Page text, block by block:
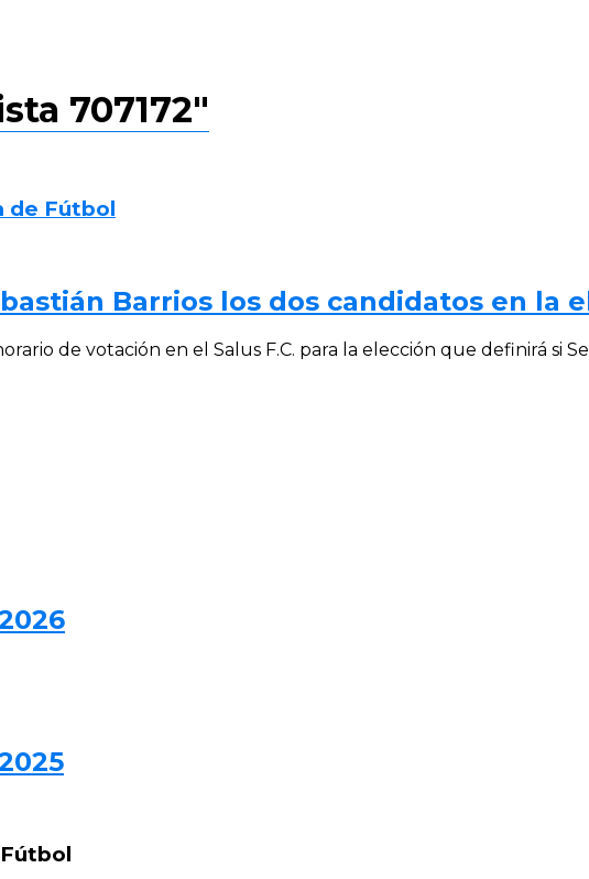
707172"
de Fútbol
Barrios los dos candidatos en la
de votación en el Salus F.C. para la elección que definirá si